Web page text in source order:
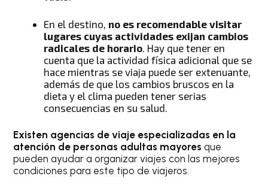
En el destino, no es recomendable visitar
lugares cuyas actividades exijan cambios
radicales de horario . Hay que tener en
cuenta que la actividad física adicional que se
hace mientras se viaja puede ser extenuante,
además de que los cambios bruscos en la
dieta y el clima pueden tener serias
consecuencias en su salud.
Existen agencias de viaje especializadas en la
atención de personas adultas mayoresque
pueden ayudar a organizar viajes con las mejores
condiciones para este tipo de viajeros.